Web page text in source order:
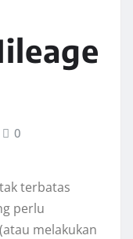
0
terbatas
perlu
melakukan